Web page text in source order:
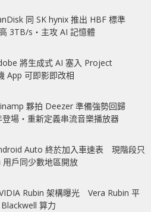
同 SK hynix 推出 HBF 標準
3TB/s‧主攻 AI 記憶體
將生成式 AI 塞入 Project
App 可即影即改相
夥拍 Deezer 準備強勢回歸
登場‧重新定義串流音樂播放器
Auto 終於加入車速表 現階段只
戶同少數地區開放
Rubin 架構曝光 Vera Rubin 平
算力